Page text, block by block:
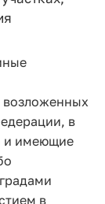
в
и имеющие
в